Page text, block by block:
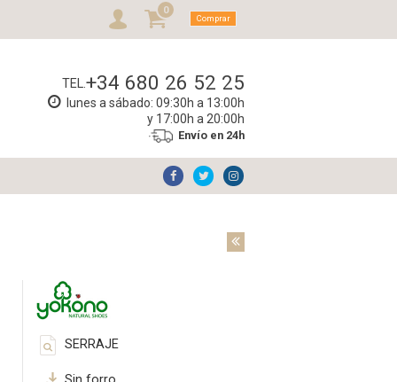
0
Comprar
TEL.+34 680 26 52 25
lunes a sábado: 09:30h a 13:00h
y 17:00h a 20:00h
Envío en 24h
SERRAJE